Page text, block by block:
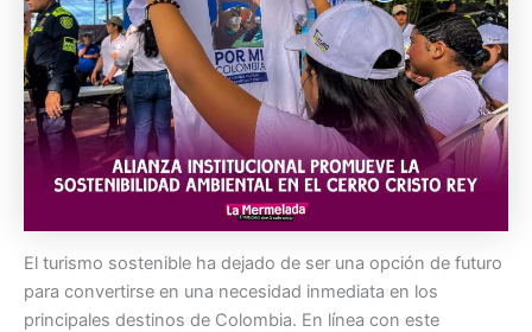
El turismo sostenible ha dejado de ser una opción de futuro
para convertirse en una necesidad inmediata en los
principales destinos de Colombia. En línea con este